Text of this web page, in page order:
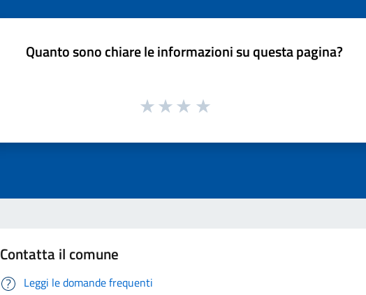
Quanto sono chiare le informazioni su questa pagina?
Contatta il comune
Leggi le domande frequenti